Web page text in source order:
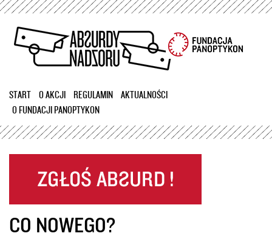
Przejdź
treści
START O AKCJI REGULAMIN
AKTUALNOŚCI
O FUNDACJI PANOPTYKON
CO NOWEGO?